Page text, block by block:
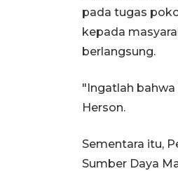
pada tugas
kepada
berlangsung.
"Ingatlah
Herson.
Sementara itu,
Sumber Daya